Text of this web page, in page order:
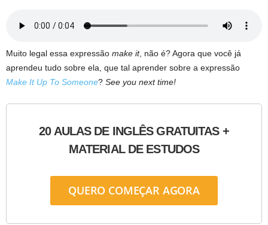
Muito legal essa expressão make it, não é? Agora que você já
aprendeu tudo sobre ela, que tal aprender sobre a expressão
Make It Up To Someone? See you next time!
20 AULAS DE INGLÊS GRATUITAS +
MATERIAL DE ESTUDOS
QUERO COMEÇAR AGORA